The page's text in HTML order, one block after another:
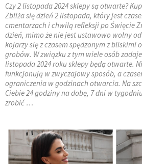
Czy 2 listopada 2024 sklepy są otwarte?
Zbliża się dzień 2 listopada, który jest
cmentarzach i chwilą refleksji po Święcie
dzień, mimo że nie jest ustawowo wolny
kojarzy się z czasem spędzonym z bliskimi
grobów. W związku z tym wiele osób
listopada 2024 roku sklepy będą otwarte.
funkcjonują w zwyczajowy sposób, a
ograniczenia w godzinach otwarcia. Na
Ciebie 24 godziny na dobę, 7 dni w
zrobić …